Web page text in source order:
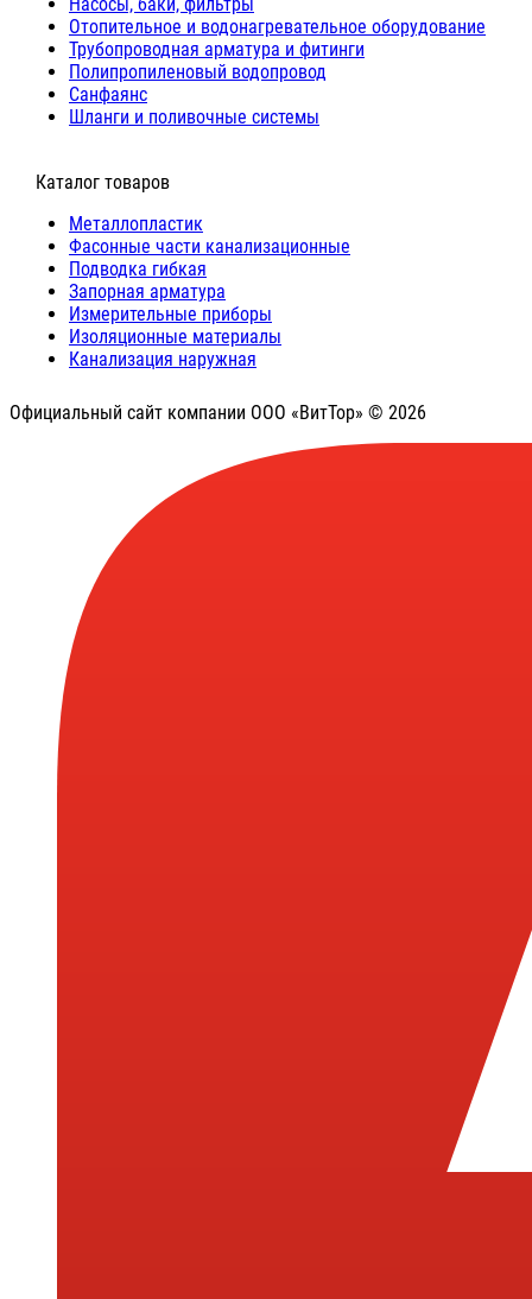
Отопительное и водонагревательное оборудование
Трубопроводная арматура и фитинги
Полипропиленовый водопровод
Санфаянс
Шланги и поливочные системы
⠀Каталог товаров
Металлопластик
Фасонные части канализационные
Подводка гибкая
Запорная арматура
Измерительные приборы
Изоляционные материалы
Канализация наружная
Официальный сайт компании ООО «ВитТор» © 2026